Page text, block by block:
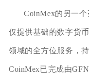
CoinMex的另一
仅提供基础的数字货
领域的全方位服务，
CoinMex已完成由